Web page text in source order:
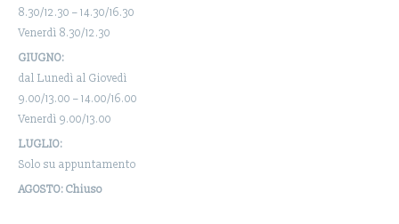
8.30/12.30 – 14.30/16.30
Venerdì 8.30/12.30
GIUGNO:
dal Lunedì al Giovedì
9.00/13.00 – 14.00/16.00
Venerdì 9.00/13.00
LUGLIO:
Solo su appuntamento
AGOSTO: Chiuso